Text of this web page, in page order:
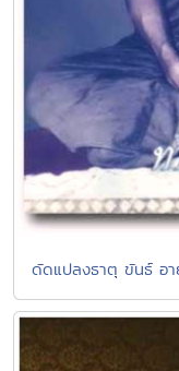
ดัดแปลงธาตุ ขันธ์ อา